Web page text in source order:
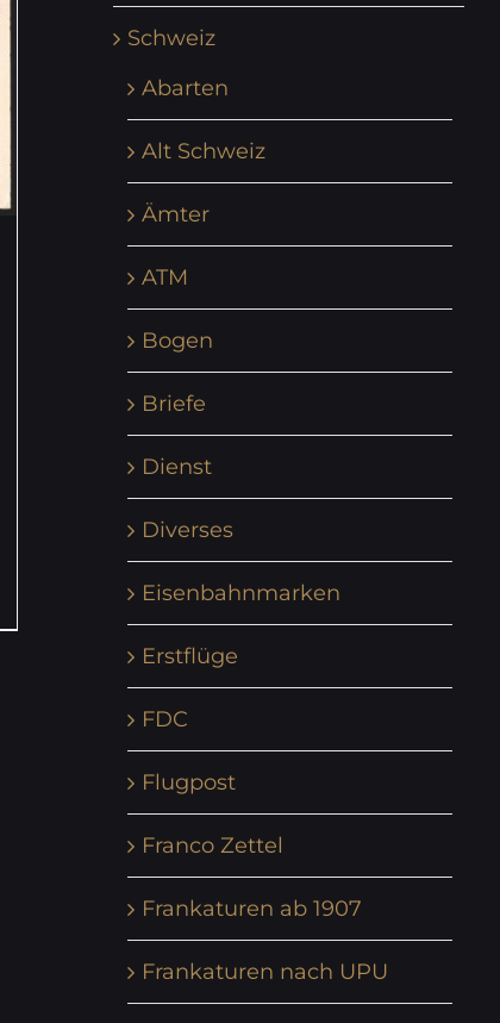
Schweiz
Abarten
Alt Schweiz
Ämter
ATM
Bogen
Briefe
Dienst
Diverses
Eisenbahnmarken
Erstflüge
FDC
Flugpost
Franco Zettel
Frankaturen ab 1907
Frankaturen nach UPU